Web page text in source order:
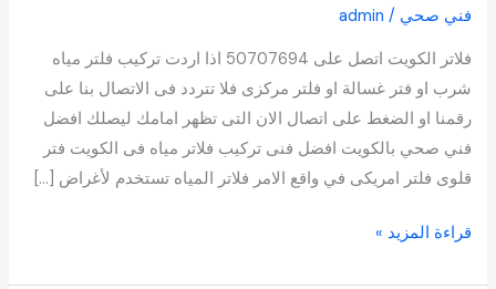
فني صحي /
admin
فلاتر الكويت اتصل على 50707694 اذا اردت تركيب فلتر مياه
شرب او فتر غسالة او فلتر مركزى فلا تتردد فى الاتصال بنا على
رقمنا او الضغط على اتصال الان التى تظهر امامك ليصلك افضل
فني صحي بالكويت افضل فنى تركيب فلاتر مياه فى الكويت فتر
قلوى فلتر امريكى في واقع الامر فلاتر المياه تستخدم لأغراض […]
على
50707694
قراءة المزيد »